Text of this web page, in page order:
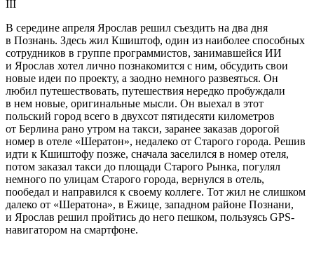
III
В середине апреля Ярослав решил съездить на два дня
в Познань. Здесь жил Кшиштоф, один из наиболее способных
сотрудников в группе программистов, занимавшейся ИИ
и Ярослав хотел лично познакомится с ним, обсудить свои
новые идеи по проекту, а заодно немного развеяться. Он
любил путешествовать, путешествия нередко пробуждали
в нем новые, оригинальные мысли. Он выехал в этот
польский город всего в двухсот пятидесяти километров
от Берлина рано утром на такси, заранее заказав дорогой
номер в отеле «Шератон», недалеко от Старого города. Решив
идти к Кшиштофу позже, сначала заселился в номер отеля,
потом заказал такси до площади Старого Рынка, погулял
немного по улицам Старого города, вернулся в отель,
пообедал и направился к своему коллеге. Тот жил не слишком
далеко от «Шератона», в Ежице, западном районе Познани,
и Ярослав решил пройтись до него пешком, пользуясь GPS-
навигатором на смартфоне.